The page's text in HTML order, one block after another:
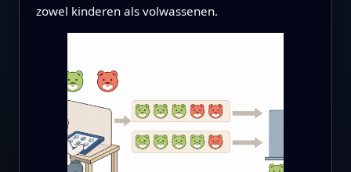
zowel kinderen als volwassenen.